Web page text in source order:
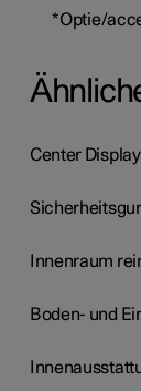
*Optie/
Center
Innenraum
Boden- und